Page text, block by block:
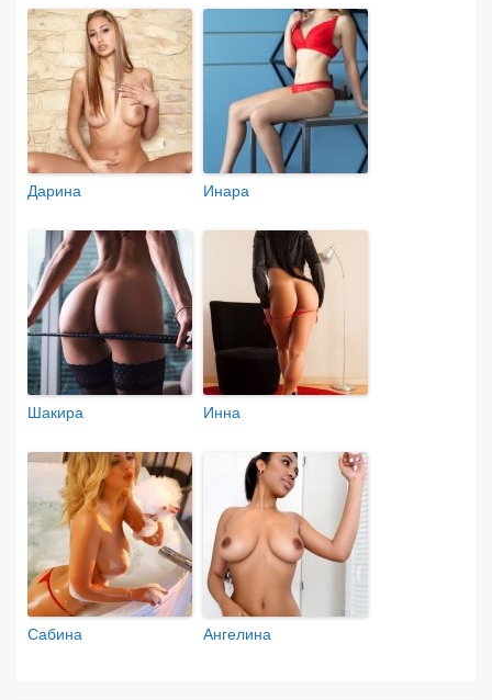
Дарина Инара
Шакира Инна
Сабина Ангелина